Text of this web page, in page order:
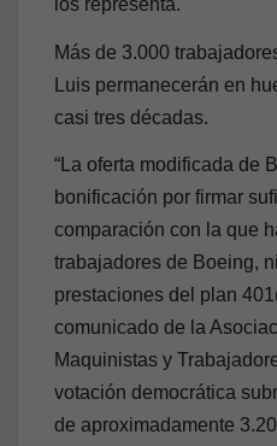
Más de 3.000
Luis permanecerán en
casi tres décadas.
“La oferta modificada de
bonificación por firmar
comparación con la que
trabajadores de Boeing,
prestaciones del plan
comunicado de la
Maquinistas y
votación democrática
de aproximadamente